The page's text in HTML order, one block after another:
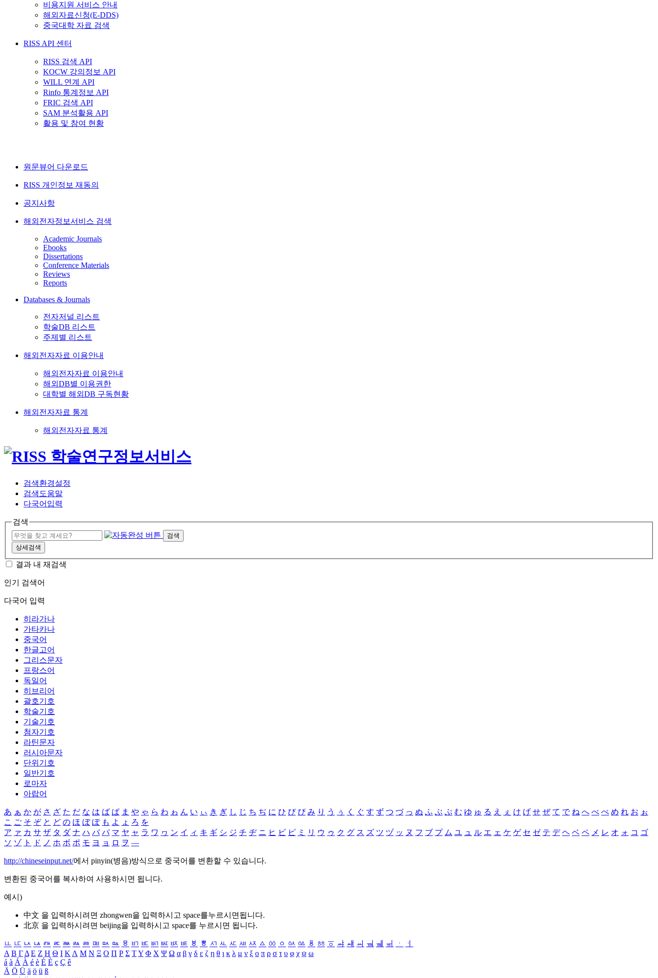
비용지원 서비스 안내
해외자료신청(E-DDS)
중국대학 자료 검색
RISS API 센터
RISS 검색 API
KOCW 강의정보 API
WILL 연계 API
Rinfo 통계정보 API
FRIC 검색 API
SAM 분석활용 API
활용 및 참여 현황
원문뷰어 다운로드
RISS 개인정보 재동의
공지사항
해외전자정보서비스 검색
Academic Journals
Ebooks
Dissertations
Conference Materials
Reviews
Reports
Databases & Journals
전자저널 리스트
학술DB 리스트
주제별 리스트
해외전자자료 이용안내
해외전자자료 이용안내
해외DB별 이용권한
대학별 해외DB 구독현황
해외전자자료 통계
해외전자자료 통계
검색환경설정
검색도움말
다국어입력
검색
검색
상세검색
결과 내 재검색
인기 검색어
다국어 입력
히라가나
가타카나
중국어
한글고어
그리스문자
프랑스어
독일어
히브리어
괄호기호
학술기호
기술기호
첨자기호
라틴문자
러시아문자
단위기호
일반기호
로마자
아랍어
あ ぁ か が さ ざ た だ な は ば ぱ ま や ゃ ら わ ゎ ん い ぃ き ぎ し じ ち ぢ に ひ び ぴ み り う ぅ く ぐ す ず つ づ っ ぬ ふ ぶ ぷ む ゆ ゅ る え ぇ け げ せ ぜ て で ね へ べ ぺ め れ お ぉ
こ ご そ ぞ と ど の ほ ぼ ぽ も よ ょ ろ を
ア ァ カ サ ザ タ ダ ナ ハ バ パ マ ヤ ャ ラ ワ ヮ ン イ ィ キ ギ シ ジ チ ヂ ニ ヒ ビ ピ ミ リ ウ ゥ ク グ ス ズ ツ ヅ ッ ヌ フ ブ プ ム ユ ュ ル エ ェ ケ ゲ セ ゼ テ デ ヘ ベ ペ メ レ オ ォ コ ゴ
ソ ゾ ト ド ノ ホ ボ ポ モ ヨ ョ ロ ヲ ―
http://chineseinput.net/에서 pinyin(병음)방식으로 중국어를 변환할 수 있습니다.
변환된 중국어를 복사하여 사용하시면 됩니다.
예시)
中文 을 입력하시려면 zhongwen을 입력하시고 space를누르시면됩니다.
北京 을 입력하시려면 beijing을 입력하시고 space를 누르시면 됩니다.
ㅥ ㅦ ㅧ ㅨ ㅩ ㅪ ㅫ ㅬ ㅭ ㅮ ㅯ ㅰ ㅱ ㅲ ㅳ ㅴ ㅵ ㅶ ㅷ ㅸ ㅹ ㅺ ㅻ ㅼ ㅽ ㅾ ㅿ ㆀ ㆁ ㆂ ㆃ ㆄ ㆅ ㆆ ㆇ ㆈ ㆉ ㆊ ㆋ ㆌ ㆍ
ㆎ
Α Β ΓΔ Ε Ζ Η Θ Ι ΚΛ Μ Ν Ξ Ο Π Ρ Σ ΤΥ Φ Χ Ψ Ω α β γ δ ε ζ η θ ι κ λ μ ν ξ ο π ρ σ τ υ φ χ ψ ω
á à Á À é è É È ç Ç ê
Ä Ö Ü ä ö ü ß